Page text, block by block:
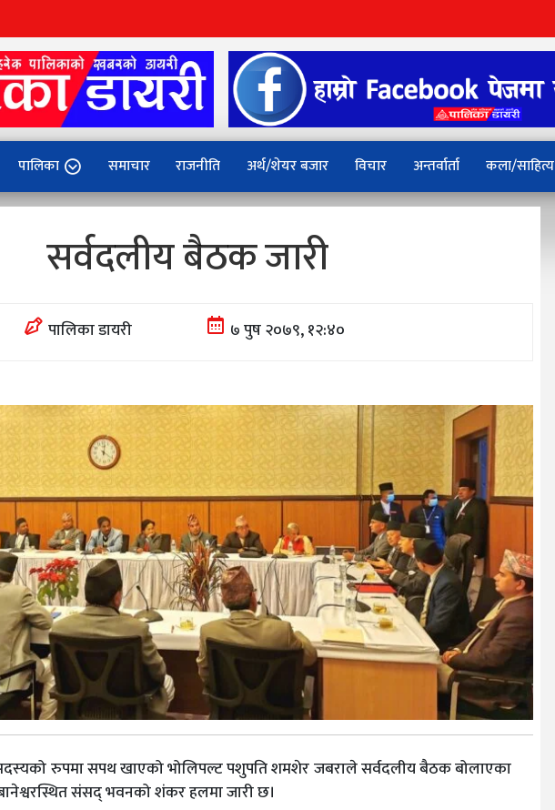
पालिका समाचार राजनीति अर्थ/शेयर बजार विचार अन्तर्वार्ता कला/साहित्य
सर्वदलीय बैठक जारी
पालिका डायरी ७ पुष २०७९, १२:४०
सदस्यको रुपमा सपथ खाएको भोलिपल्ट पशुपति शमशेर जबराले सर्वदलीय बैठक बोलाएका
संसद् भवनको शंकर हलमा जारी छ।